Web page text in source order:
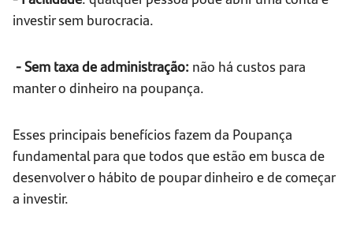
investir sem burocracia.
- Sem taxa de administração: não há custos para
manter o dinheiro na poupança.
Esses principais benefícios fazem da Poupança
fundamental para que todos que estão em busca de
desenvolver o hábito de poupar dinheiro e de começar
a investir.